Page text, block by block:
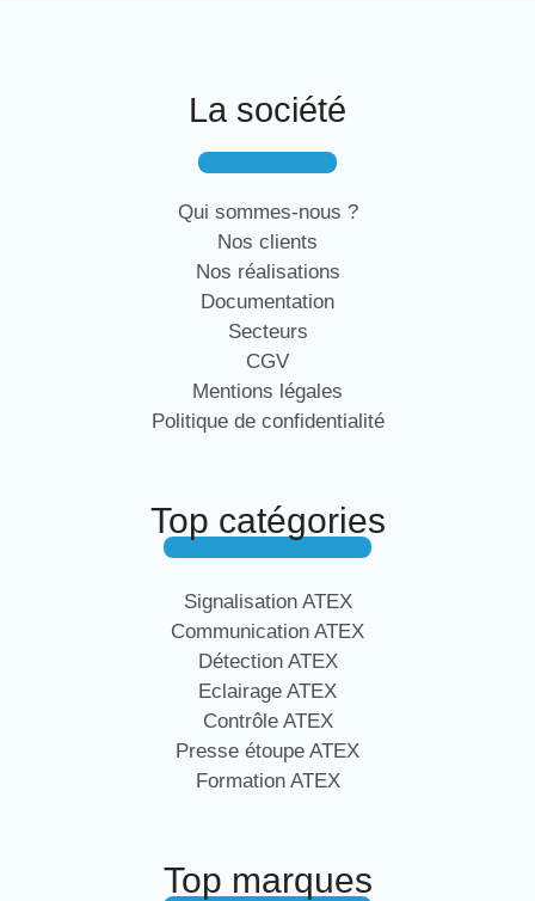
La société
Qui sommes-nous ?
Nos clients
Nos réalisations
Documentation
Secteurs
CGV
Mentions légales
Politique de confidentialité
Top catégories
Signalisation ATEX
Communication ATEX
Détection ATEX
Eclairage ATEX
Contrôle ATEX
Presse étoupe ATEX
Formation ATEX
Top marques